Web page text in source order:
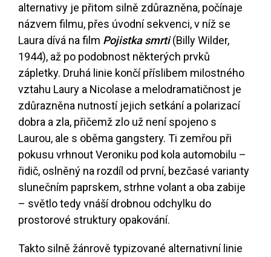
alternativy je přitom silně zdůrazněna, počínaje
názvem filmu, přes úvodní sekvenci, v níž se
Laura dívá na film Pojistka smrti (Billy Wilder,
1944), až po podobnost některých prvků
zápletky. Druhá linie končí příslibem milostného
vztahu Laury a Nicolase a melodramatičnost je
zdůrazněna nutností jejich setkání a polarizací
dobra a zla, přičemž zlo už není spojeno s
Laurou, ale s oběma gangstery. Ti zemřou při
pokusu vrhnout Veroniku pod kola automobilu –
řidič, oslněný na rozdíl od první, bezčasé varianty
slunečním paprskem, strhne volant a oba zabije
– světlo tedy vnáší drobnou odchylku do
prostorové struktury opakování.
Takto silně žánrově typizované alternativní linie